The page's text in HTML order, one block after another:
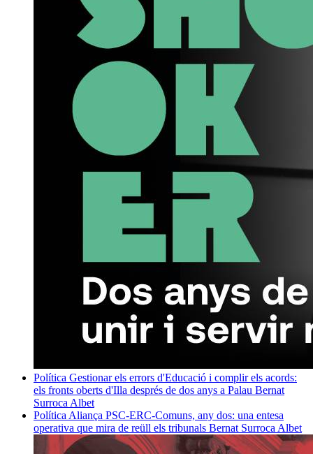
Política Gestionar els errors d'Educació i complir els acords:
els fronts oberts d'Illa després de dos anys a Palau Bernat
Surroca Albet
Política Aliança PSC-ERC-Comuns, any dos: una entesa
operativa que mira de reüll els tribunals Bernat Surroca Albet